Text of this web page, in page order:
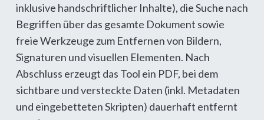
inklusive handschriftlicher Inhalte), die Suche nach
Begriffen über das gesamte Dokument sowie
freie Werkzeuge zum Entfernen von Bildern,
Signaturen und visuellen Elementen. Nach
Abschluss erzeugt das Tool ein PDF, bei dem
sichtbare und versteckte Daten (inkl. Metadaten
und eingebetteten Skripten) dauerhaft entfernt